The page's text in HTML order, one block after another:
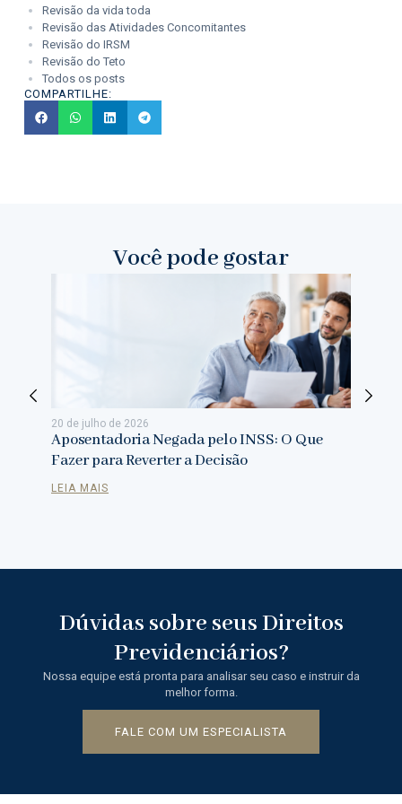
Revisão da vida toda
Revisão das Atividades Concomitantes
Revisão do IRSM
Revisão do Teto
Todos os posts
COMPARTILHE:
Você pode gostar
20 de julho de 2026
Aposentadoria Negada pelo INSS: O Que
Fazer para Reverter a Decisão
LEIA MAIS
Dúvidas sobre seus Direitos
Previdenciários?
Nossa equipe está pronta para analisar seu caso e instruir da
melhor forma.
FALE COM UM ESPECIALISTA